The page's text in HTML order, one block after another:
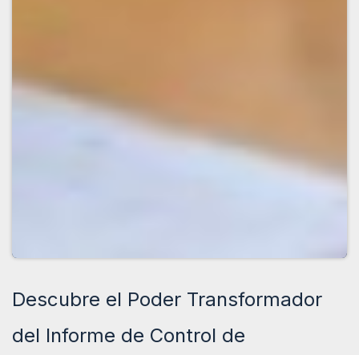
Descubre el Poder Transformador
del Informe de Control de